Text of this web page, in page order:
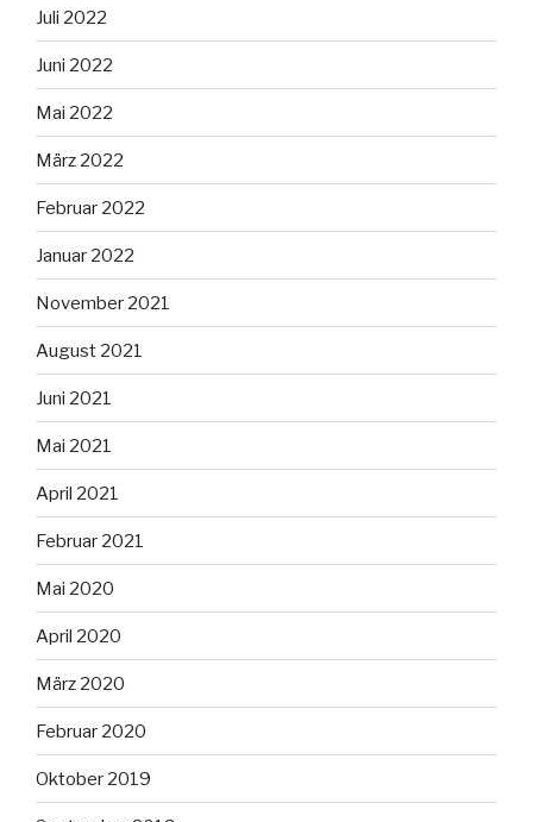
Juli 2022
Juni 2022
Mai 2022
März 2022
Februar 2022
Januar 2022
November 2021
August 2021
Juni 2021
Mai 2021
April 2021
Februar 2021
Mai 2020
April 2020
März 2020
Februar 2020
Oktober 2019